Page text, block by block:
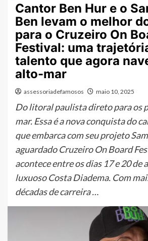
Cantor Ben Hur e o
Ben levam o melhor
para o Cruzeiro On
Festival: uma
talento que agora
alto-mar
assessoriadefamosos maio 10, 2025
Do litoral paulista direto para os
mar. Essa é a nova conquista do
que embarca com seu projeto
aguardado Cruzeiro On Board
acontece entre os dias 17 e 20 de
luxuoso Costa Diadema. Com
décadas de carreira …